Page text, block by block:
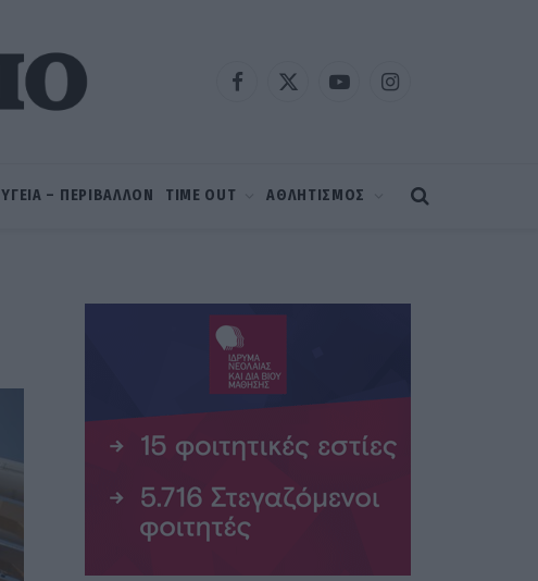
Facebook
X
YouTubeInstagram
ΥΓΕΙΑ – ΠΕΡΙΒΑΛΛΟΝ TIME OUT ΑΘΛΗΤΙΣΜΟΣ